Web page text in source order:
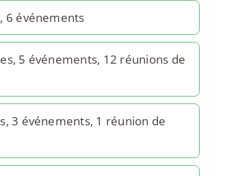
6 événements
5 événements, 12 réunions de
3 événements, 1 réunion de